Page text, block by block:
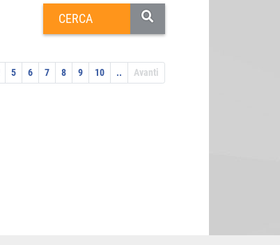
5 6 7 8 9 10 .. Avanti